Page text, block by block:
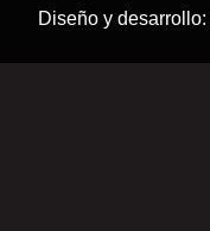
Diseño y desarrollo: